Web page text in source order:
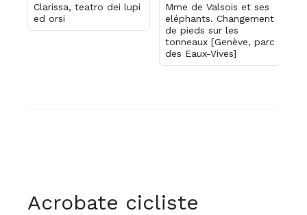
Clarissa, teatro dei lupi
ed orsi
Mme de Valsois et ses
eléphants. Changement
de pieds sur les
tonneaux [Genève, parc
des Eaux-Vives]
Acrobate cicliste